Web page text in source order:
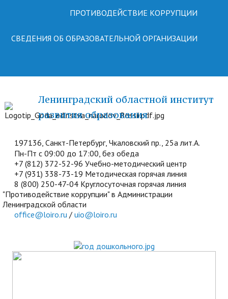
ПРОТИВОДЕЙСТВИЕ КОРРУПЦИИ
СВЕДЕНИЯ ОБ ОБРАЗОВАТЕЛЬНОЙ ОРГАНИЗАЦИИ
Ленинградский областной институт
развития образования
197136, Санкт-Петербург, Чкаловский пр., 25а лит.А.
Пн-Пт с 09:00 до 17:00, без обеда
+7 (812) 372-52-96 Учебно-методический центр
+7 (931) 338-73-19 Методическая горячая линия
8 (800) 250-47-04 Круглосуточная горячая линия
"Противодействие коррупции" в Администрации
Ленинградской области
office@loiro.ru / uio@loiro.ru